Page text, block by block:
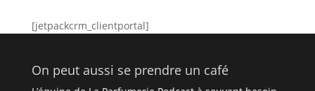
[jetpackcrm_clientportal]
On peut aussi se prendre un café